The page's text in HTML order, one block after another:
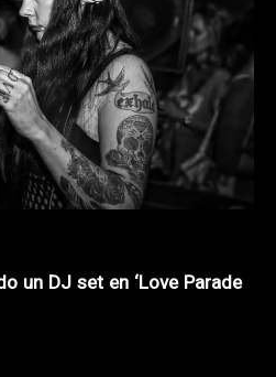
un DJ set en ‘Love Parade